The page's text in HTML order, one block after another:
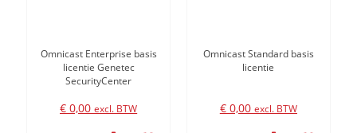
Omnicast Enterprise basis
licentie Genetec
SecurityCenter
€ 0,00excl. BTW
Omnicast Standard basis
licentie
€ 0,00 excl. BTW